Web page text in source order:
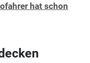
hat schon